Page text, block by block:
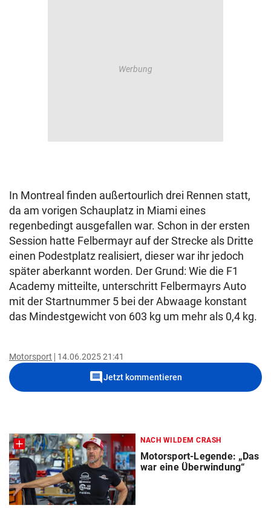
In Montreal finden außertourlich drei Rennen statt,
da am vorigen Schauplatz in Miami eines
regenbedingt ausgefallen war. Schon in der ersten
Session hatte Felbermayr auf der Strecke als Dritte
einen Podestplatz realisiert, dieser war ihr jedoch
später aberkannt worden. Der Grund: Wie die F1
Academy mitteilte, unterschritt Felbermayrs Auto
mit der Startnummer 5 bei der Abwaage konstant
das Mindestgewicht von 603 kg um mehr als 0,4 kg.
Motorsport 14.06.2025 21:41
commentJetzt kommentieren
NACH WILDEM CRASH
Motorsport-Legende: „Das
war eine Überwindung“